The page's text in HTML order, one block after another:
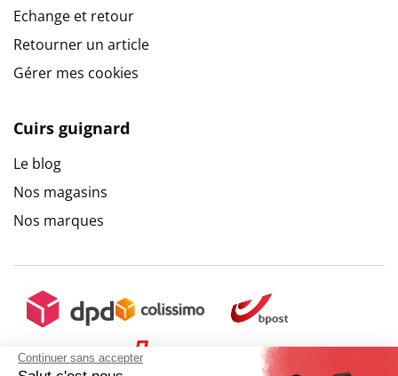
Continuer sans accepter
Echange et retour
Retourner un article
Gérer mes cookies
Cuirs guignard
Le blog
Nos magasins
Nos marques